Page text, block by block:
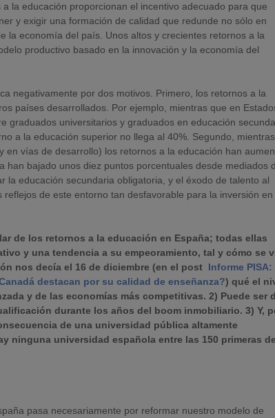
la educación proporcionan el incentivo adecuado para que
y exigir una formación de calidad que redunde no sólo en
la economía del país. Unos altos y crecientes retornos a la
productivo basado en la innovación y la economía del
negativamente por dos motivos. Primero, los retornos a la
países desarrollados. Por ejemplo, mientras que en
graduados universitarios y graduados en educación
a la educación superior no llega al 40%. Segundo,
vías de desarrollo) los retornos a la educación han
bajado unos diez puntos porcentuales desde mediados
educación secundaria obligatoria, y el éxodo de talento al
de este entorno tan desfavorable para la inversión en
de los retornos a la educación en España; todas ellas
y una tendencia a su empeoramiento, tal y cómo se
nos decía el 16 de diciembre (en el post Informe PISA:
destacan por su calidad de enseñanza?) qué el
y de las economías más competitivas. 2) Puede ser
durante los años del boom inmobiliario. 3) Y,
de una universidad pública altamente
ninguna universidad española entre las 150 primeras
pasa necesariamente por reformar nuestro modelo de